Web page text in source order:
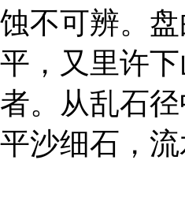
不可辨。
，又里许
。从乱石
沙细石，